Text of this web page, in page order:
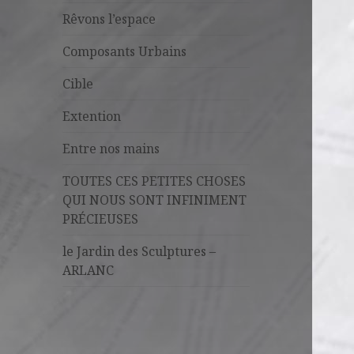
Rêvons l’espace
Composants Urbains
Cible
Extention
Entre nos mains
TOUTES CES PETITES CHOSES
QUI NOUS SONT INFINIMENT
PRÉCIEUSES
le Jardin des Sculptures –
ARLANC